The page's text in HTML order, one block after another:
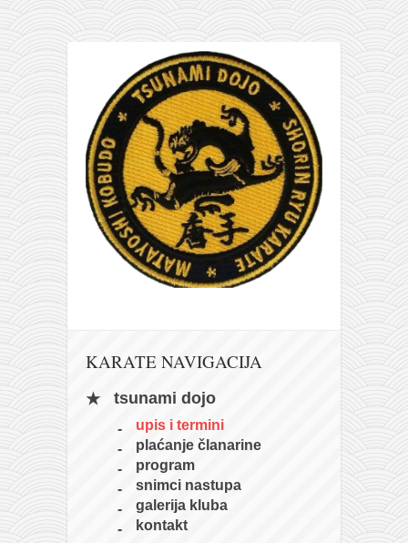
KARATE NAVIGACIJA
tsunami dojo
upis i termini
plaćanje članarine
program
snimci nastupa
galerija kluba
kontakt